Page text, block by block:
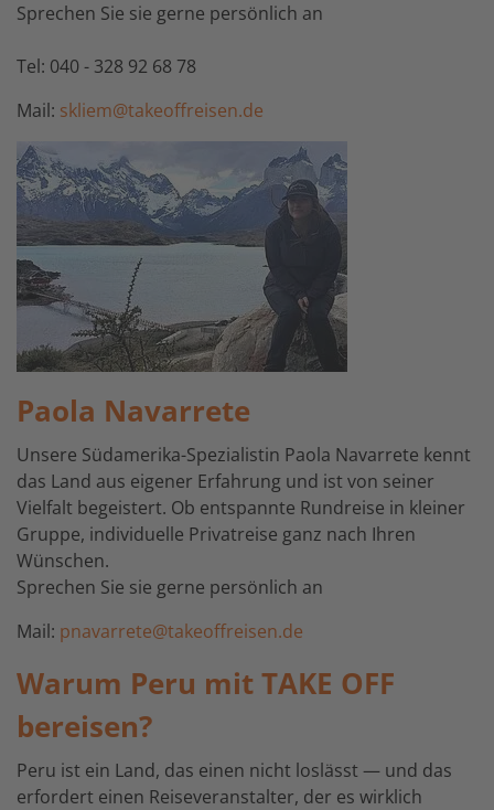
Sprechen Sie sie gerne persönlich an
Tel: 040 - 328 92 68 78
Mail: skliem@takeoffreisen.de
Paola Navarrete
Unsere Südamerika-Spezialistin Paola Navarrete kennt
das Land aus eigener Erfahrung und ist von seiner
Vielfalt begeistert. Ob entspannte Rundreise in kleiner
Gruppe, individuelle Privatreise ganz nach Ihren
Wünschen.
Sprechen Sie sie gerne persönlich an
Mail: pnavarrete@takeoffreisen.de
Warum Peru mit TAKE OFF
bereisen?
Peru ist ein Land, das einen nicht loslässt — und das
erfordert einen Reiseveranstalter, der es wirklich